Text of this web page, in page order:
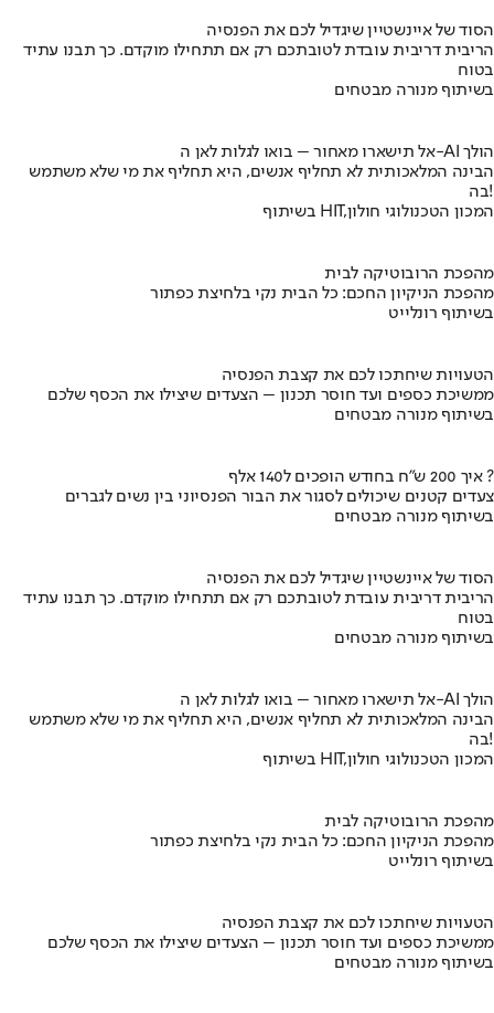
הסוד של איינשטיין שיגדיל לכם את הפנסיה
הריבית דריבית עובדת לטובתכם רק אם תתחילו מוקדם. כך תבנו עתיד
בטוח
בשיתוף מנורה מבטחים
אל תישארו מאחור – בואו לגלות לאן ה-AI הולך
הבינה המלאכותית לא תחליף אנשים, היא תחליף את מי שלא משתמש
בה!
בשיתוף HIT,המכון הטכנולוגי חולון
מהפכת הרובוטיקה לבית
מהפכת הניקיון החכם: כל הבית נקי בלחיצת כפתור
בשיתוף רונלייט
הטעויות שיחתכו לכם את קצבת הפנסיה
ממשיכת כספים ועד חוסר תכנון – הצעדים שיצילו את הכסף שלכם
בשיתוף מנורה מבטחים
איך 200 ש"ח בחודש הופכים ל140 אלף ?
צעדים קטנים שיכולים לסגור את הבור הפנסיוני בין נשים לגברים
בשיתוף מנורה מבטחים
הסוד של איינשטיין שיגדיל לכם את הפנסיה
הריבית דריבית עובדת לטובתכם רק אם תתחילו מוקדם. כך תבנו עתיד
בטוח
בשיתוף מנורה מבטחים
אל תישארו מאחור – בואו לגלות לאן ה-AI הולך
הבינה המלאכותית לא תחליף אנשים, היא תחליף את מי שלא משתמש
בה!
בשיתוף HIT,המכון הטכנולוגי חולון
מהפכת הרובוטיקה לבית
מהפכת הניקיון החכם: כל הבית נקי בלחיצת כפתור
בשיתוף רונלייט
הטעויות שיחתכו לכם את קצבת הפנסיה
ממשיכת כספים ועד חוסר תכנון – הצעדים שיצילו את הכסף שלכם
בשיתוף מנורה מבטחים